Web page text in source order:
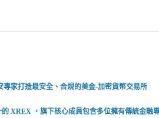
專家打造最安全、合規的美金-加密貨幣交易所
XREX ，旗下核心成員包含多位擁有傳統金融